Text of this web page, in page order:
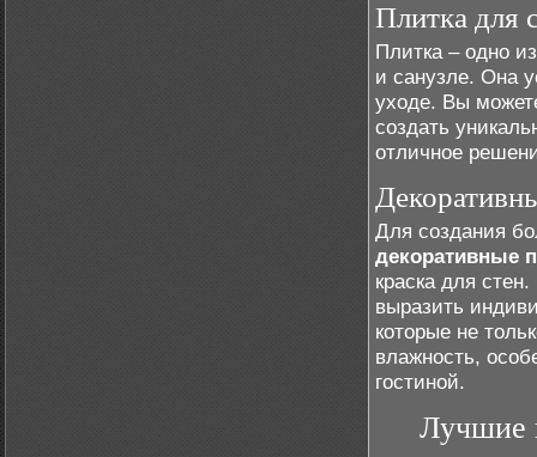
Плитка для
Плитка – одно
и санузле. Она
уходе. Вы
создать
отличное
Для создания
декоративные
краска для
выразить
которые не
влажность,
гостиной.
Лучшие